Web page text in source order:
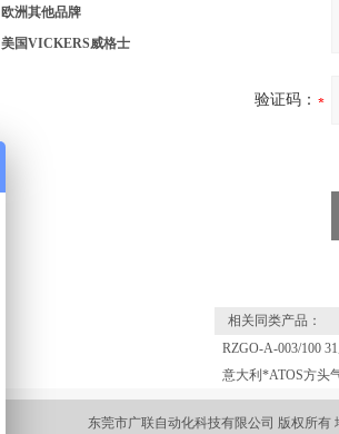
欧洲其他品牌
美国VICKERS威格士
验证码：
相关同类产品：
意大利*ATOS方头
东莞市广联自动化科技有限公司 版权所有